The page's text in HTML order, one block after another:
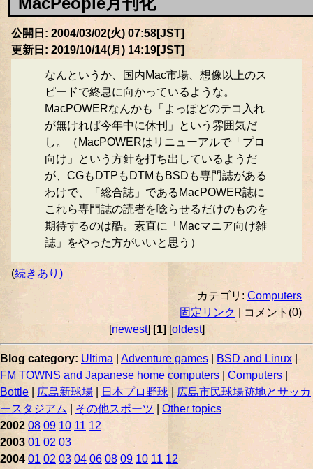
公開日: 2004/03/02(火) 07:58[JST]
更新日: 2019/10/14(月) 14:19[JST]
なんというか、国内Mac市場、想像以上のス
ピードで終息に向かっているような。
MacPOWERなんかも「よっぽどのテコ入れ
が無ければ今年中に休刊」という雰囲気だ
し。（MacPOWERはリニューアルで「プロ
向け」という方針を打ち出しているようだ
が、CGもDTPもDTMもBSDも専門誌がある
わけで、「総合誌」であるMacPOWER誌に
これら専門誌の読者を唸らせるだけのものを
期待するのは酷。素直に「Macマニア向け雑
誌」をやった方がいいと思う）
(続きあり)
カテゴリ: Computers
固定リンク
| コメント(0)
[newest] [1] [oldest]
Blog category: Ultima Adventure games BSD and Linux
FM TOWNS and Japanese home computers
Computers
Bottle
広島新球場 日本プロ野球
広島市民球場跡地とサッカ
ースタジアム
その他スポーツ
Other topics
2002 08 09 10 11 12
2003 01 02 03
2004 01 02 03 04 06 08 09 10 11 12